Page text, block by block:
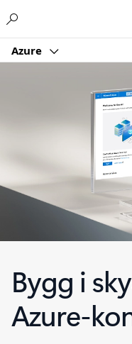
Azure
Bygg i
Azure-